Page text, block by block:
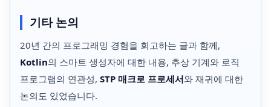
기타 논의
20년 간의 프로그래밍 경험을 회고하는 글과 함께,
Kotlin의 스마트 생성자에 대한 내용, 추상 기계와 로직
프로그램의 연관성, STP 매크로 프로세서와 재귀에 대한
논의도 있었습니다.